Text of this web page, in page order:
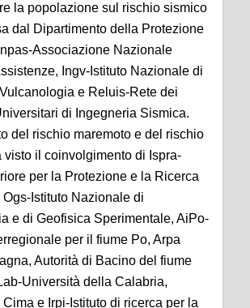
la popolazione sul rischio sismico
dal Dipartimento della Protezione
Associazione Nazionale
Ingv-Istituto Nazionale di
e Reluis-Rete dei
di Ingegneria Sismica.
del rischio maremoto e del rischio
visto il coinvolgimento di Ispra-
per la Protezione e la Ricerca
Istituto Nazionale di
e di Geofisica Sperimentale, AiPo-
per il fiume Po, Arpa
Autorità di Bacino del fiume
Università della Calabria,
e Irpi-Istituto di ricerca per la